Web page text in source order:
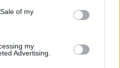
of my
my
Advertising.
(dzień 10, 2. tydzień) •
ponad dobę (>24h,
do jakiego roku życia